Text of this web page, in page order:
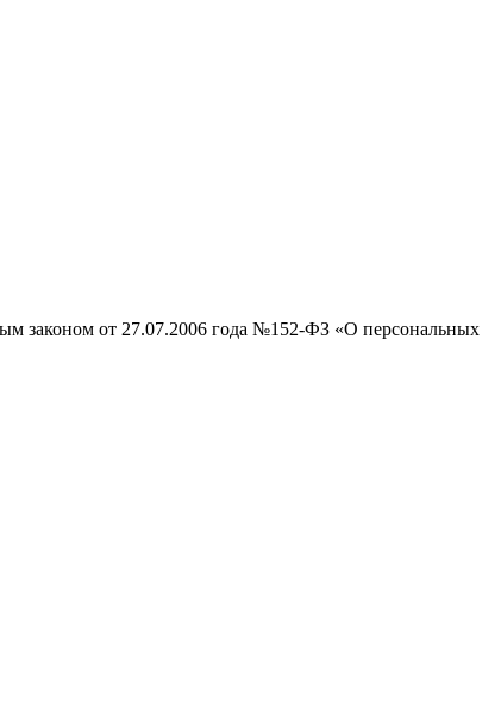
законом от 27.07.2006 года №152-ФЗ «О персональных